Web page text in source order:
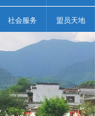
社会服务 盟员天地